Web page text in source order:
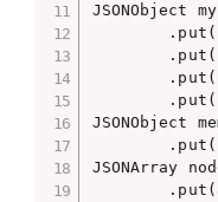
JSONObject
JSONObject
JSONArray